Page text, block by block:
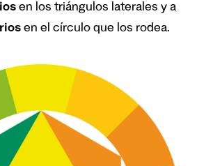
en los triángulos laterales y a
en el círculo que los rodea.